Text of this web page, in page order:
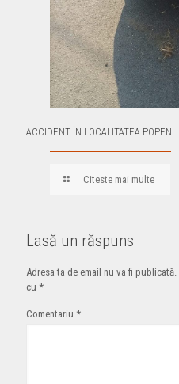
ACCIDENT ÎN LOCALITATEA POPENI
Citeste mai multe
Lasă un răspuns
Adresa ta de email nu va fi publicată.
cu *
Comentariu *